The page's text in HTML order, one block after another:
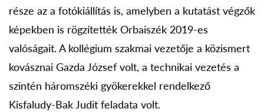
része az a fotókiállítás is, amelyben a kutatást végzők
képekben is rögzítették Orbaiszék 2019-es
valóságait. A kollégium szakmai vezetője a közismert
kovásznai Gazda József volt, a technikai vezetés a
szintén háromszéki gyökerekkel rendelkező
Kisfaludy-Bak Judit feladata volt.